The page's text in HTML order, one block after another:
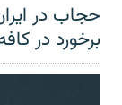
حجاب در
برخورد در